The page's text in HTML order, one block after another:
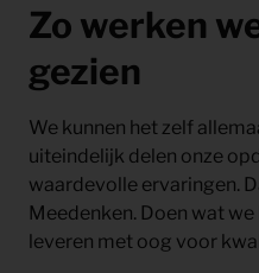
Zo werken
gezien
We kunnen het zelf
uiteindelijk delen onze
waardevolle ervaringen.
Meedenken. Doen wat
leveren met oog voor